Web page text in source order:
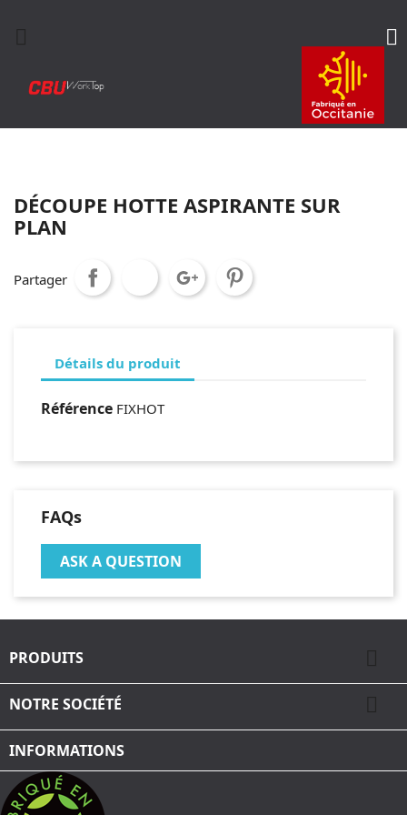
 
DÉCOUPE HOTTE ASPIRANTE SUR
PLAN
Partager
Détails du produit
Référence FIXHOT
FAQs
ASK A QUESTION
PRODUITS 
NOTRE SOCIÉTÉ 
INFORMATIONS